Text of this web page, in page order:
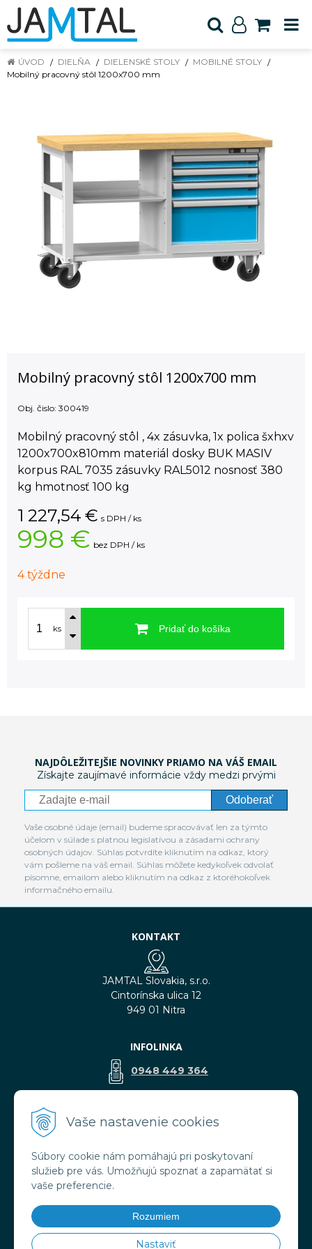
Vaše nastavenie cookies
Súbory cookie nám pomáhajú pri poskytovaní
služieb pre vás. Umožňujú spoznať a zapamätať si
vaše preferencie.
Rozumiem
Nastaviť
ÚVOD DIELŇA DIELENSKÉ STOLY
MOBILNÉ STOLY
Mobilný pracovný stôl 1200x700 mm
Mobilný pracovný stôl 1200x700 mm
Obj. čislo: 300419
Mobilný pracovný stôl , 4x zásuvka, 1x polica šxhxv
1200x700x810mm materiál dosky BUK MASIV
korpus RAL 7035 zásuvky RAL5012 nosnosť 380
kg hmotnosť 100 kg
1 227,54 € s DPH / ks
998 € bez DPH / ks
4 týždne
ks Pridať do košíka
NAJDÔLEŽITEJŠIE NOVINKY PRIAMO NA VÁŠ EMAIL
Získajte zaujímavé informácie vždy medzi prvými
Odoberať
Vaše osobné údaje (email) budeme spracovávať len za týmto
účelom v súlade s platnou legislatívou a zásadami ochrany
osobných údajov. Súhlas potvrdíte kliknutím na odkaz, ktorý
vám pošleme na váš email. Súhlas môžete kedykoľvek odvolať
písomne, emailom alebo kliknutím na odkaz z ktoréhokoľvek
informačného emailu.
KONTAKT
JAMTAL Slovakia, s.r.o.
Cintorínska ulica 12
949 01 Nitra
INFOLINKA
0948 449 364
VŠETKO O NÁKUPE
Obchodné podmienky
Doprava a platba
Ochrana osobných údajov